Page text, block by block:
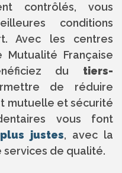
contrôlés, vous
conditions
Avec les centres
Française
du tiers-
de réduire
mutuelle et sécurité
vous font
justes, avec la
services de qualité.